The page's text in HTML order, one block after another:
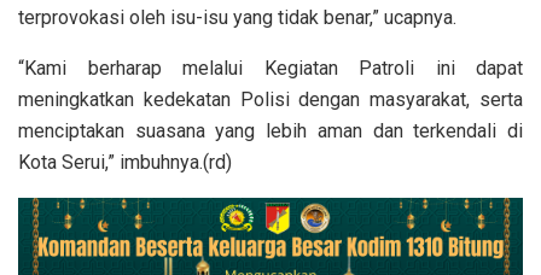
terprovokasi oleh isu-isu yang tidak benar,” ucapnya.
“Kami berharap melalui Kegiatan Patroli ini dapat
meningkatkan kedekatan Polisi dengan masyarakat, serta
menciptakan suasana yang lebih aman dan terkendali di
Kota Serui,” imbuhnya.(rd)